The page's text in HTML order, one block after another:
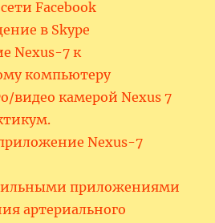
Facebook
в Skype
Nexus-7 к
компьютеру
видео камерой Nexus 7
Nexus-7
приложениями
артериального